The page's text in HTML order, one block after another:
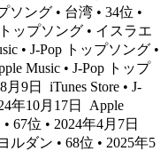
ソング • 台湾 • 34位 •
ップソング • イスラエ
• J-Pop トップソング •
Music • J-Pop トップ
月9日
iTunes Store • J-
年10月17日
Apple
67位 • 2024年4月7日
ルダン • 68位 • 2025年5